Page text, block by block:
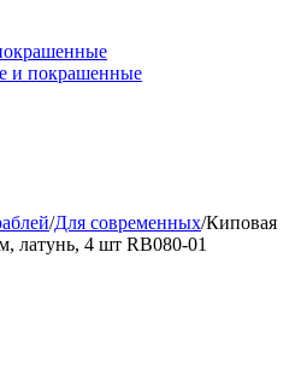
и покрашенные
/Для современных/Киповая
латунь, 4 шт RB080-01